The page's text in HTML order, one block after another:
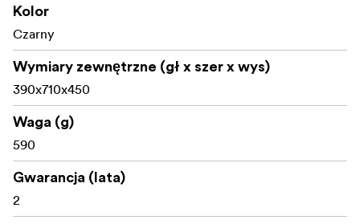
Kolor
Czarny
Wymiary zewnętrzne (gł x szer x wys)
390x710x450
Waga (g)
590
Gwarancja (lata)
2